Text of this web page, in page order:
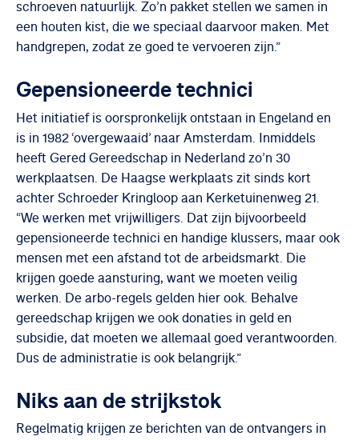
schroeven natuurlijk. Zo’n pakket stellen we samen in
een houten kist, die we speciaal daarvoor maken. Met
handgrepen, zodat ze goed te vervoeren zijn.”
Gepensioneerde technici
Het initiatief is oorspronkelijk ontstaan in Engeland en
is in 1982 ‘overgewaaid’ naar Amsterdam. Inmiddels
heeft Gered Gereedschap in Nederland zo’n 30
werkplaatsen. De Haagse werkplaats zit sinds kort
achter Schroeder Kringloop aan Kerketuinenweg 21.
“We werken met vrijwilligers. Dat zijn bijvoorbeeld
gepensioneerde technici en handige klussers, maar ook
mensen met een afstand tot de arbeidsmarkt. Die
krijgen goede aansturing, want we moeten veilig
werken. De arbo-regels gelden hier ook. Behalve
gereedschap krijgen we ook donaties in geld en
subsidie, dat moeten we allemaal goed verantwoorden.
Dus de administratie is ook belangrijk.”
Niks aan de strijkstok
Regelmatig krijgen ze berichten van de ontvangers in